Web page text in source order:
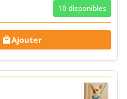
10 disponibles
Ajouter